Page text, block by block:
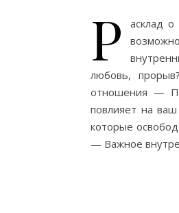
Р
асклад
любовь,
отношения —
повлияет на
которые
— Важное